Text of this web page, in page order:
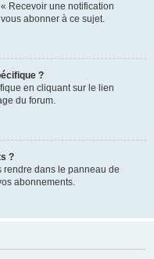
Recevoir une notification
abonner à ce sujet.
?
en cliquant sur le lien
du forum.
?
rendre dans le panneau de
abonnements.